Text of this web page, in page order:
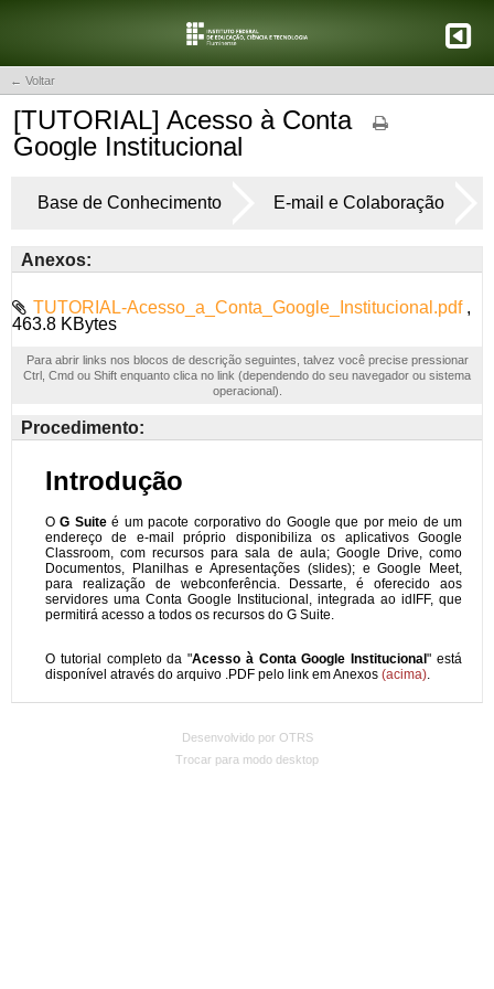
← Voltar
[TUTORIAL] Acesso à Conta
Google Institucional
Base de Conhecimento E-mail e Colaboração
Anexos:
TUTORIAL-Acesso_a_Conta_Google_Institucional.pdf ,
463.8 KBytes
Para abrir links nos blocos de descrição seguintes, talvez você precise pressionar
Ctrl, Cmd ou Shift enquanto clica no link (dependendo do seu navegador ou sistema
operacional).
Procedimento:
Desenvolvido por OTRS
Trocar para modo desktop